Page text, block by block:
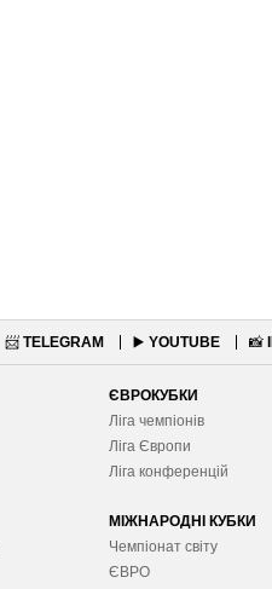
📨 TELEGRAM ▶️ YOUTUBE 📸
ЄВРОКУБКИ
Ліга чемпіонів
Ліга Європи
Ліга конференцій
МІЖНАРОДНІ КУБКИ
Чемпіонат світу
ЄВРО